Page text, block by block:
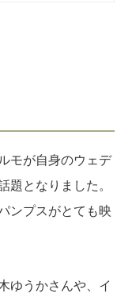
モが自身のウェデ
題となりました。
ンプスがとても映
ゆうかさんや、イ